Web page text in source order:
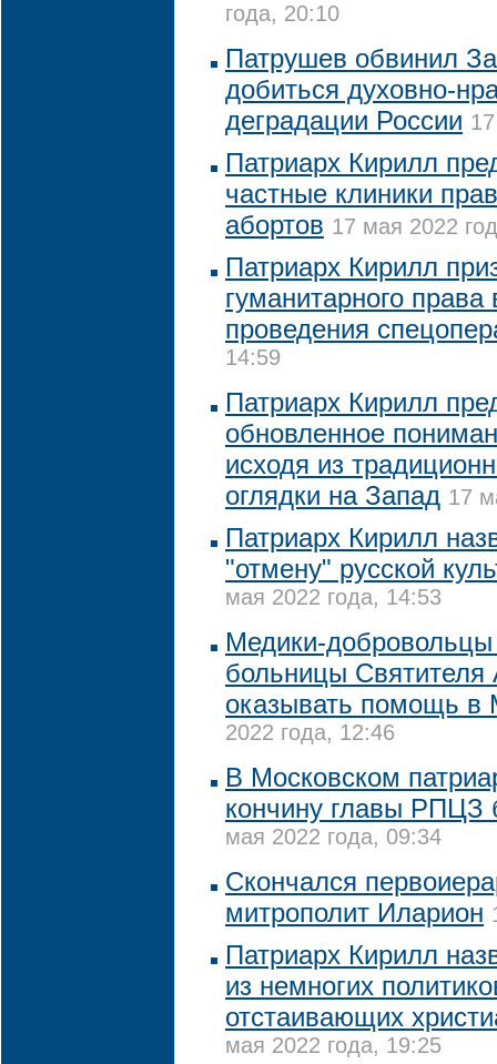
года, 20:10
Патрушев обвинил
добиться духовно-
деградации России
Патриарх Кирилл
частные клиники
абортов 17 мая 2022
Патриарх Кирилл
гуманитарного права
проведения
14:59
Патриарх Кирилл
обновленное
исходя из
оглядки на Запад 17
Патриарх Кирилл
"отмену" русской
мая 2022 года, 14:53
Медики-добровольцы
больницы Cвятителя
оказывать помощь в
2022 года, 12:46
В Московском
кончину главы РПЦЗ
мая 2022 года, 09:34
Скончался
митрополит Иларион
Патриарх Кирилл
из немногих
отстаивающих
мая 2022 года, 19:25